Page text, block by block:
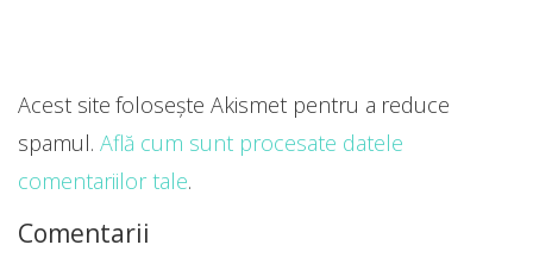
Comentarii
Acest site folosește Akismet pentru a reduce
spamul. Află cum sunt procesate datele
comentariilor tale.